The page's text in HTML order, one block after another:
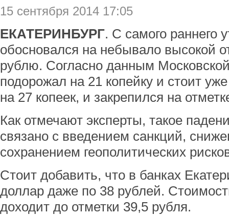
15 сентября 2014 17:05
ЕКАТЕРИНБУРГ. С самого раннего
обосновался на небывало высокой
рублю. Согласно данным
подорожал на 21 копейку и стоит
на 27 копеек, и закрепился на
Как отмечают эксперты, такое
связано с введением санкций,
сохранением геополитических
Стоит добавить, что в банках
доллар даже по 38 рублей.
доходит до отметки 39,5 рубля.